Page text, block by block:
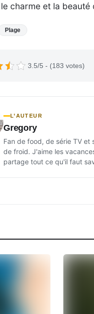
charme et la beauté
Plage
3.5/5 - (183 votes)
L’AUTEUR
Gregory
Fan de food, de série TV
de froid. J'aime les
partage tout ce qu'il faut